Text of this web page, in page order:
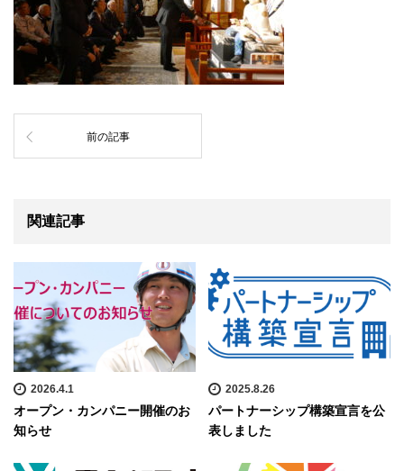
前の記事
関連記事
2026.4.1
オープン・カンパニー開催のお
知らせ
2025.8.26
パートナーシップ構築宣言を公
表しました